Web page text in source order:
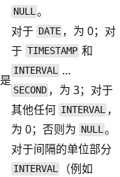
NULL。
是
对于 DATE ，为 0；对
于 TIMESTAMP 和
INTERVAL …
SECOND ，为 3；对于
其他任何 INTERVAL ，
为 0；否则为 NULL。
对于间隔的单位部分
INTERVAL （例如